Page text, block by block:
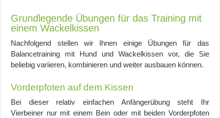
Grundlegende Übungen für das Training mit
einem Wackelkissen
Nachfolgend stellen wir Ihnen einige Übungen für das
Balancetraining mit Hund und Wackelkissen vor, die Sie
beliebig variieren, kombinieren und weiter ausbauen können.
Vorderpfoten auf dem Kissen
Bei dieser relativ einfachen Anfängerübung steht Ihr
Vierbeiner nur mit einem Bein oder mit beiden Vorderpfoten